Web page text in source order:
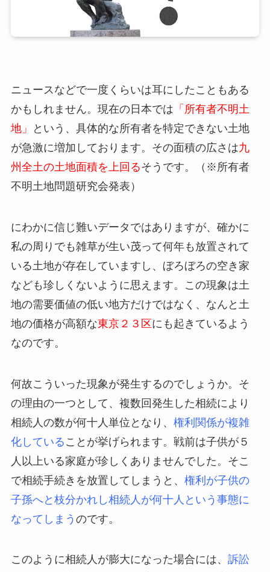
ニュースなどで一度くらいは耳にしたこともある
かもしれません。現在の日本では 「所有者不明土
地」
という、具体的な所有者を特定できない土地
が急激に増加しております。その面積の広さは九
州全土の土地面積を上回るそうです。（※所有者
不明土地問題研究会発表）
にわかに信じ難いデータではありますが、確かに
私の周りでも雑草が生い茂って何年も放置されて
いる土地が存在していますし、ぼろぼろの空き家
なども珍しくないように思えます。この現象は土
地の需要価値の低い地方だけではなく、なんと土
地の価格が高額な東京２３区にも起きているよう
なのです。
何故こういった現象が発生するのでしょうか。そ
の理由の一つとして、複数回発生した相続により
相続人の数が何十人単位となり、 権利関係が複雑
化している ことが挙げられます。戦前は子供が５
人以上いる家庭が珍しくありませんでした。そこ
で相続手続きを放置してしまうと、 権利が子供の
子孫へと枝分かれし相続人が何十人という事態に
なってしまう のです。
このように相続人が膨大になった場合には、 訴訟